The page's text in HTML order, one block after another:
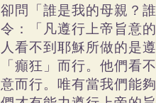
卻問「誰是我的母親？
令：「凡遵行上帝旨意
人看不到耶穌所做的是
「癲狂」而行。他們看
意而行。唯有當我們能